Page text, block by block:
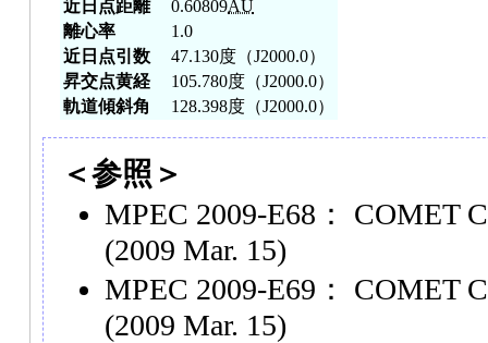
近日点距離 0.60809AU
離心率
1.0
近日点引数
47.130度（J2000.0）
昇交点黄経
105.780度（J2000.0）
軌道傾斜角
128.398度（J2000.0）
＜参照＞
MPEC 2009-E68： COMET
(2009 Mar. 15)
MPEC 2009-E69： COMET
(2009 Mar. 15)